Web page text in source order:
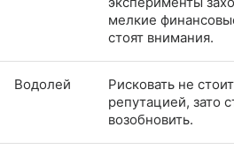
мелкие
стоят внимания.
Водолей
Рисковать не
репутацией, зато
возобновить.